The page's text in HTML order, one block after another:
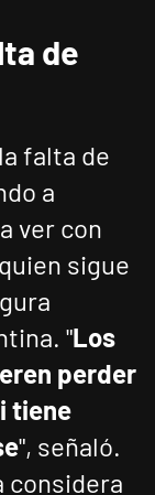
de
falta de
a
ver con
sigue
"Los
perder
tiene
", señaló.
considera